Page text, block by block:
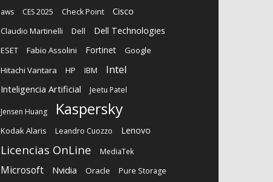
aws
CES 2025 Check Point Cisco
Claudio Martinelli Dell Dell Technologies
ESET Fabio Assolini Fortinet
Google
Hitachi Vantara
HP IBM Intel
Inteligencia Artificial Jeetu Patel
Jensen Huang Kaspersky
Kodak Alaris Leandro Cuozzo Lenovo
Licencias OnLine MediaTek
Microsoft Nvidia Oracle Pure Storage